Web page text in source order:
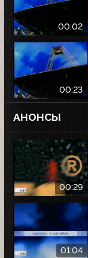
00:02
00:23
АНОНСЫ
00:29
01:04